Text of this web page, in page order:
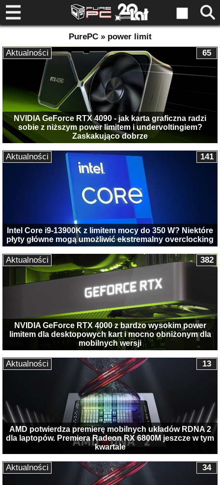
PurePC » power limit
NVIDIA GeForce RTX 4090 - jak karta graficzna radzi
sobie z niższym power limitem i undervoltingiem?
Zaskakująco dobrze
65
Aktualności
Intel Core i9-13900K z limitem mocy do 350 W? Niektóre
płyty główne mogą umożliwić ekstremalny overclocking
141
Aktualności
NVIDIA GeForce RTX 4000 z bardzo wysokim power
limitem dla desktopowych kart i mocno obniżonym dla
mobilnych wersji
382
Aktualności
AMD potwierdza premierę mobilnych układów RDNA 2
dla laptopów. Premiera Radeon RX 6800M jeszcze w tym
kwartale
13
Aktualności
34
Aktualności